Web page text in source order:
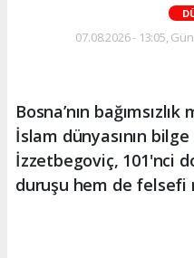
07.08.2026 - 13:05,
Bosna’nın
İslam dünyasının
İzzetbegoviç, 101'nci
duruşu hem de felsefi